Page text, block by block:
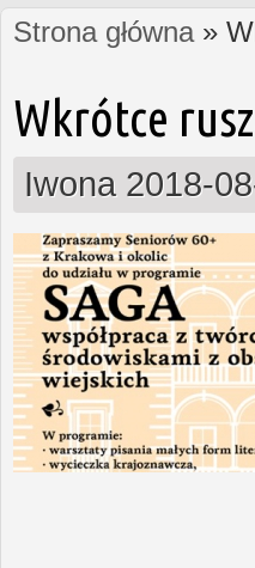
Jesteś tutaj
Strona główna»
Wkrótce
Iwona 2018-